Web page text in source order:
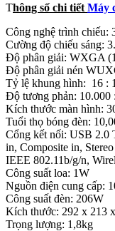
Thông số chi tiết Máy
Công nghệ trình chiếu:
Cường độ chiếu sáng:
Độ phân giải: WXGA
Độ phân giải nén
Tỷ lệ khung hình: 16 :
Độ tương phản: 10.000
Kích thước màn hình:
Tuổi thọ bóng đèn:
Cổng kết nối: USB
in, Composite in,
IEEE 802.11b/g/n,
Công suất loa: 1W
Nguồn điện cung cấp:
Công suất đèn: 206W
Kích thước: 292‎ x 213
Trọng lượng: 1,8kg